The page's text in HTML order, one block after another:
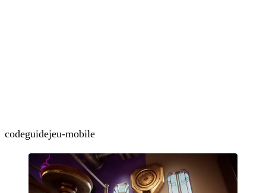
codeguidejeu-mobile